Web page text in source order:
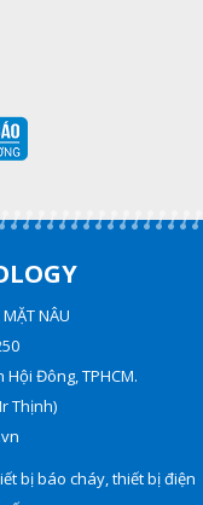
NÂU
Đông, TPHCM.
Thịnh)
bị báo cháy, thiết bị điện